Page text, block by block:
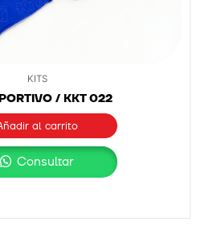
KITS
/ KKT 022
al carrito
Consultar